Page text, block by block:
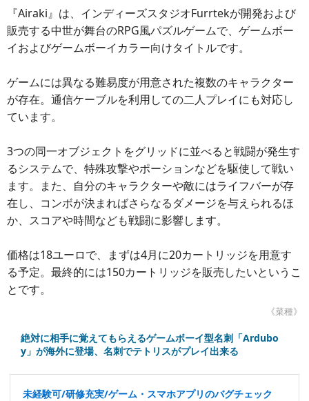
『Airaki』は、インディーズスタジオFurrtekが開発および
販売する中世が舞台のRPG風パズルゲームで、ゲームボー
イおよびゲームボーイカラー向けタイトルです。
ゲームには異なる難易度が用意された複数のキャラクター
が存在。通信ケーブルを利用しての二人プレイにも対応し
ています。
3つの同一オブジェクトをグリッドに並べると戦闘が発生す
るシステムで、特殊攻撃やポーションなどを駆使して戦い
ます。また、自分のキャラクターや敵にはライフバーが存
在し、コンボが決まればさらなるダメージを与えられるほ
か、スコアや時間なども戦闘に影響します。
価格は18ユーロで、まずは4月に20カートリッジを用意す
る予定。最終的には150カートリッジを販売したいというこ
とです。
《菜種》
絶対に相手に覚えてもらえるゲームボーイ型名刺「Ardubo
y」が海外に登場、名刺でテトリスがプレイ出来る
未経験可/研修充実/ゲーム・スマホアプリのバグチェック